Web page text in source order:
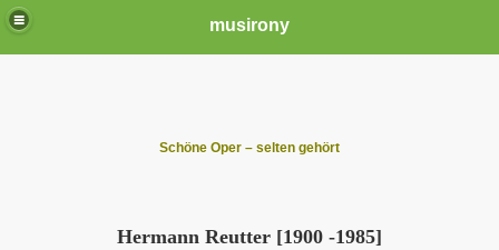
musirony
Schöne Oper – selten gehört
Hermann Reutter [1900 -1985]